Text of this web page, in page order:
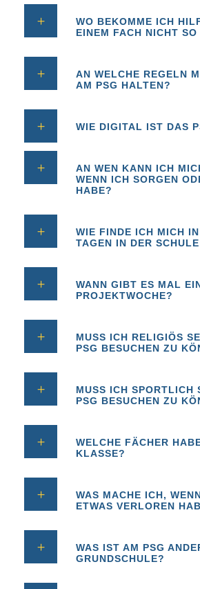
WO BEKOMME ICH
EINEM FACH NICHT
AN WELCHE REGELN
AM PSG HALTEN?
WIE DIGITAL IST DAS
AN WEN KANN ICH
WENN ICH SORGEN
HABE?
WIE FINDE ICH MICH
TAGEN IN DER
WANN GIBT ES MAL
PROJEKTWOCHE?
MUSS ICH RELIGIÖS
PSG BESUCHEN ZU
MUSS ICH SPORTLICH
PSG BESUCHEN ZU
WELCHE FÄCHER
KLASSE?
WAS MACHE ICH,
ETWAS VERLOREN
WAS IST AM PSG
GRUNDSCHULE?